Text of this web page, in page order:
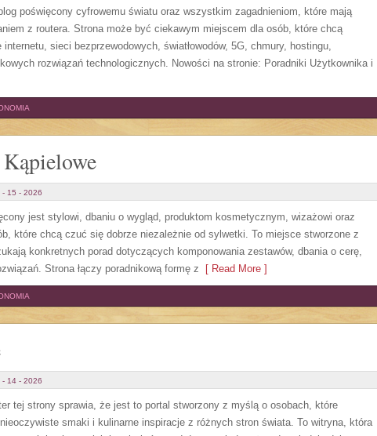
poświęcony cyfrowemu światu oraz wszystkim zagadnieniom, które mają
z routera. Strona może być ciekawym miejscem dla osób, które chcą
sieci bezprzewodowych, światłowodów, 5G, chmury, hostingu,
rozwiązań technologicznych. Nowości na stronie: Poradniki Użytkownika i
- 15 - 2026
jest stylowi, dbaniu o wygląd, produktom kosmetycznym, wizażowi oraz
które chcą czuć się dobrze niezależnie od sylwetki. To miejsce stworzone z
konkretnych porad dotyczących komponowania zestawów, dbania o cerę,
Strona łączy poradnikową formę z [ Read More ]
- 14 - 2026
tej strony sprawia, że jest to portal stworzony z myślą o osobach, które
smaki i kulinarne inspiracje z różnych stron świata. To witryna, która